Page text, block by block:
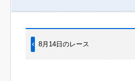
8月14日のレース